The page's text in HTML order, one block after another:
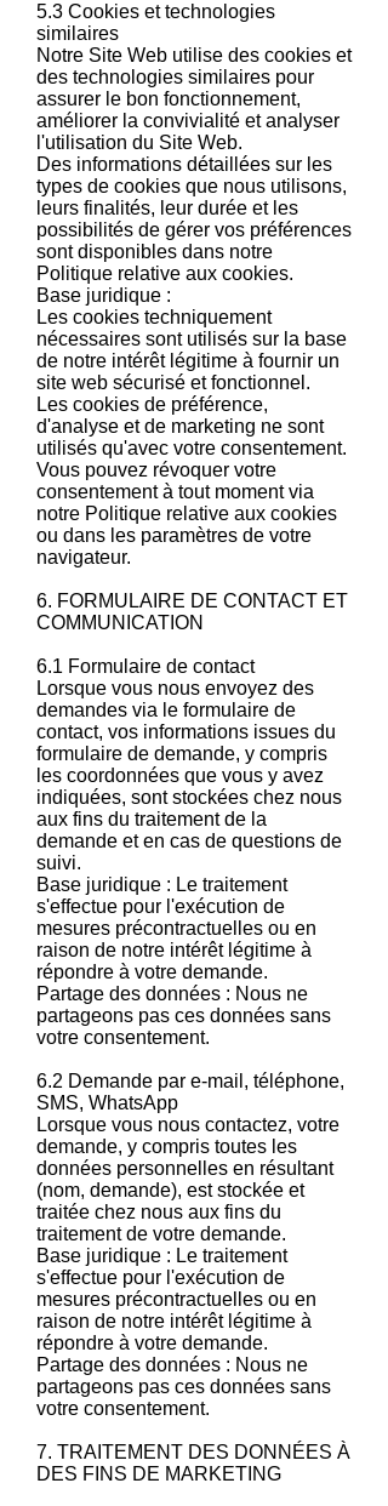
5.3 Cookies et technologies
similaires
Notre Site Web utilise des cookies et
des technologies similaires pour
assurer le bon fonctionnement,
améliorer la convivialité et analyser
l'utilisation du Site Web.
Des informations détaillées sur les
types de cookies que nous utilisons,
leurs finalités, leur durée et les
possibilités de gérer vos préférences
sont disponibles dans notre
Politique relative aux cookies.
Base juridique :
Les cookies techniquement
nécessaires sont utilisés sur la base
de notre intérêt légitime à fournir un
site web sécurisé et fonctionnel.
Les cookies de préférence,
d'analyse et de marketing ne sont
utilisés qu'avec votre consentement.
Vous pouvez révoquer votre
consentement à tout moment via
notre Politique relative aux cookies
ou dans les paramètres de votre
navigateur.
6. FORMULAIRE DE CONTACT ET
COMMUNICATION
6.1 Formulaire de contact
Lorsque vous nous envoyez des
demandes via le formulaire de
contact, vos informations issues du
formulaire de demande, y compris
les coordonnées que vous y avez
indiquées, sont stockées chez nous
aux fins du traitement de la
demande et en cas de questions de
suivi.
Base juridique : Le traitement
s'effectue pour l'exécution de
mesures précontractuelles ou en
raison de notre intérêt légitime à
répondre à votre demande.
Partage des données : Nous ne
partageons pas ces données sans
votre consentement.
6.2 Demande par e-mail, téléphone,
SMS, WhatsApp
Lorsque vous nous contactez, votre
demande, y compris toutes les
données personnelles en résultant
(nom, demande), est stockée et
traitée chez nous aux fins du
traitement de votre demande.
Base juridique : Le traitement
s'effectue pour l'exécution de
mesures précontractuelles ou en
raison de notre intérêt légitime à
répondre à votre demande.
Partage des données : Nous ne
partageons pas ces données sans
votre consentement.
7. TRAITEMENT DES DONNÉES À
DES FINS DE MARKETING